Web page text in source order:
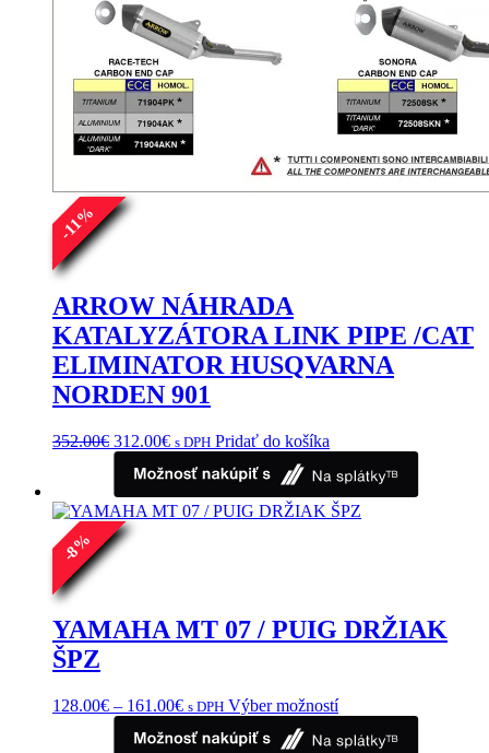
-
11%
ARROW NÁHRADA
KATALYZÁTORA LINK PIPE /CAT
ELIMINATOR HUSQVARNA
NORDEN 901
352.00€ Pôvodná
cena
bola:
352.00€.
312.00€Aktuálna
je:
312.00€.
s DPH Pridať do košíka
-
8
%
YAMAHA MT 07 / PUIG DRŽIAK
ŠPZ
128.00€ – 161.00€Price
128.00€
s DPH Výber možnostíTento
má